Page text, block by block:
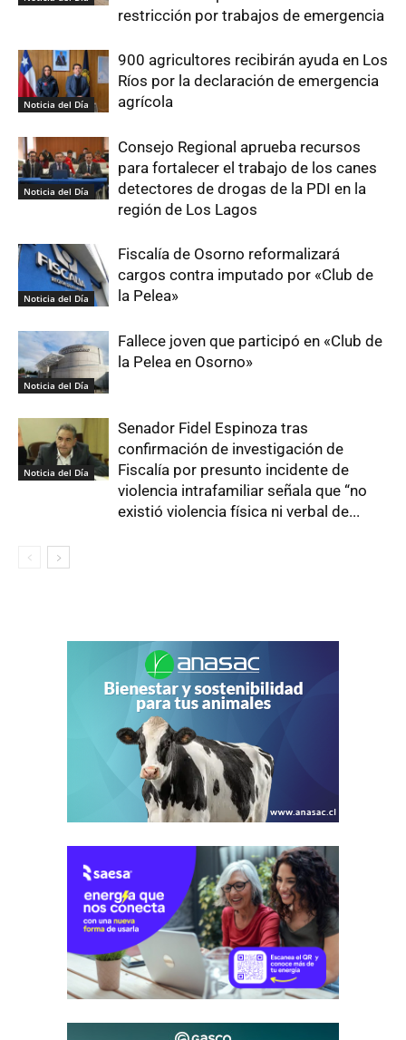
restricción por trabajos de emergencia
Noticia del Día
900 agricultores recibirán ayuda en Los
Ríos por la declaración de emergencia
agrícola
Noticia del Día
Consejo Regional aprueba recursos
para fortalecer el trabajo de los canes
detectores de drogas de la PDI en la
región de Los Lagos
Noticia del Día
Fiscalía de Osorno reformalizará
cargos contra imputado por «Club de
la Pelea»
Noticia del Día
Fallece joven que participó en «Club de
la Pelea en Osorno»
Noticia del Día
Senador Fidel Espinoza tras
confirmación de investigación de
Fiscalía por presunto incidente de
violencia intrafamiliar señala que “no
existió violencia física ni verbal de...